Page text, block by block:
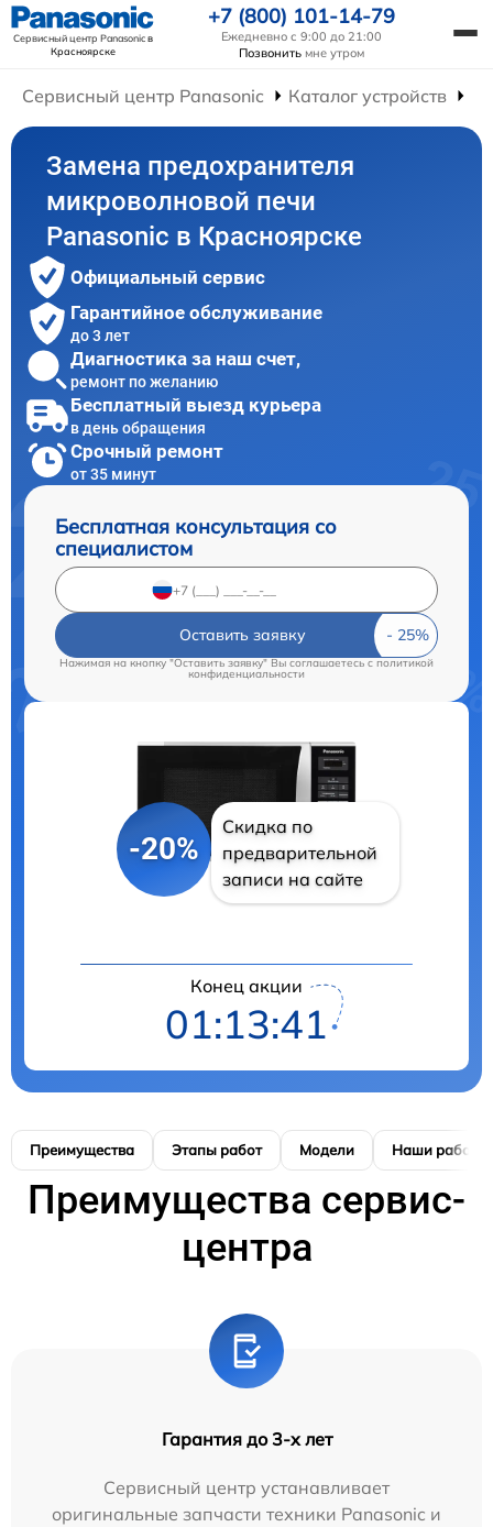
Сервисный центр Panasonicв
Красноярске
+7 (800) 101-14-79
Ежедневно с 9:00 до 21:00
Позвонить мне утром
Сервисный центр Panasonic Каталог устройств
Замена предохранителя
микроволновой печи
Panasonic в Красноярске
Официальный сервис
Гарантийное обслуживание
до 3 лет
Диагностика за наш счет,
ремонт по желанию
Бесплатный выезд курьера
в день обращения
Срочный ремонт
от 35 минут
Бесплатная консультация со
специалистом
Оставить заявку
Нажимая на кнопку "Оставить заявку" Вы соглашаетесь cполитикой
конфиденциальности
-20%
Скидка по
предварительной
записи на сайте
Конец акции
01:13:41
Преимущества Этапы работ Модели Наши работы
Преимущества сервис-
центра
Гарантия до 3-х лет
Сервисный центр устанавливает
оригинальные запчасти техники Panasonic и